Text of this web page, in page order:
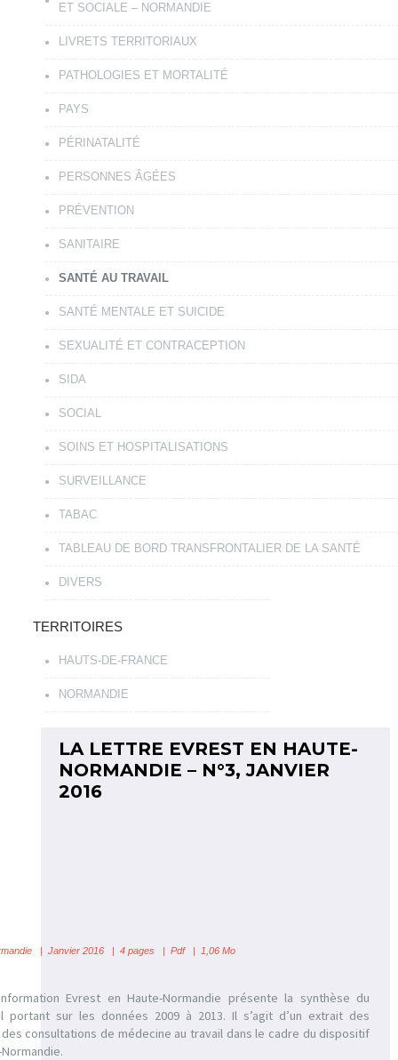
ET SOCIALE – NORMANDIE
LIVRETS TERRITORIAUX
PATHOLOGIES ET MORTALITÉ
PAYS
PÉRINATALITÉ
PERSONNES ÂGÉES
PRÉVENTION
SANITAIRE
SANTÉ AU TRAVAIL
SANTÉ MENTALE ET SUICIDE
SEXUALITÉ ET CONTRACEPTION
SIDA
SOCIAL
SOINS ET HOSPITALISATIONS
SURVEILLANCE
TABAC
TABLEAU DE BORD TRANSFRONTALIER DE LA SANTÉ
DIVERS
TERRITOIRES
HAUTS-DE-FRANCE
NORMANDIE
LA LETTRE EVREST EN HAUTE-
NORMANDIE – N°3, JANVIER
2016
| Janvier 2016 | 4 pages | Pdf | 1,06 Mo
Evrest en Haute-Normandie présente la synthèse du
portant sur les données 2009 à 2013. Il s’agit d’un extrait des
consultations de médecine au travail dans le cadre du dispositif